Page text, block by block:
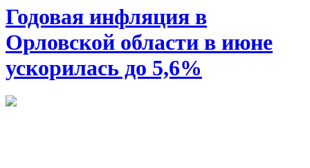
Годовая инфляция в
Орловской области в июне
ускорилась до 5,6%